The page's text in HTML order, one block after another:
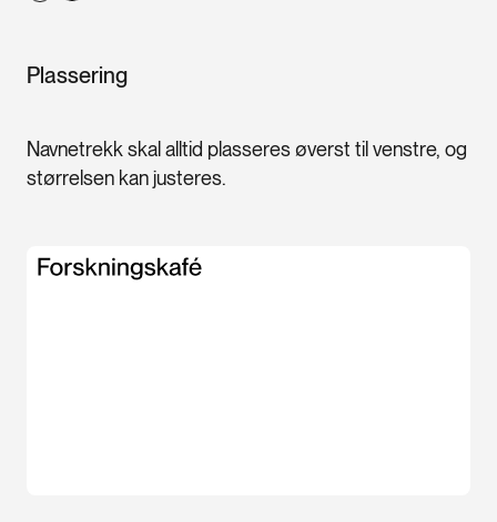
Plassering
Navnetrekk skal alltid plasseres øverst til venstre, og
størrelsen kan justeres.